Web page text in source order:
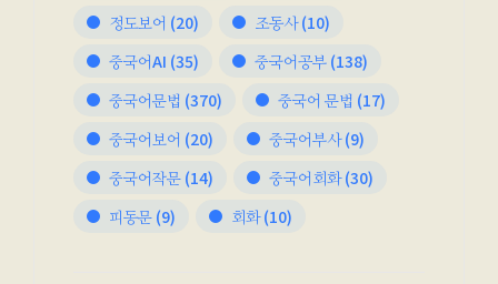
정도보어 (20) 조동사(10)
중국어AI (35) 중국어공부 (138)
중국어문법 (370) 중국어 문법 (17)
중국어보어 (20) 중국어부사(9)
중국어작문 (14) 중국어회화(30)
피동문 (9) 회화(10)